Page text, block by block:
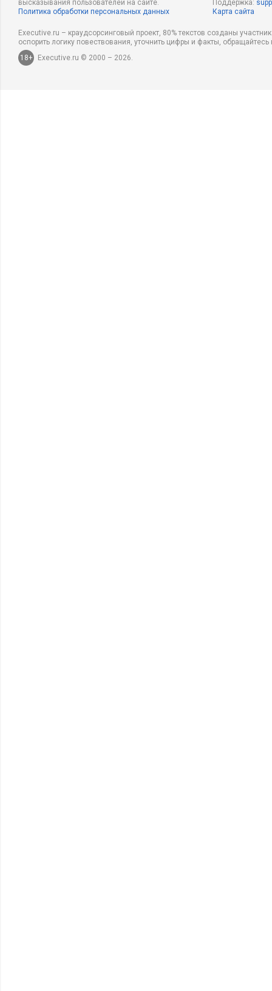
высказывания пользователей на сайте.
Политика обработки персональных данных
Поддержка:
Карта сайта
Executive.ru – краудсорсинговый проект, 80% текстов созданы
оспорить логику повествования, уточнить цифры и факты,
18+
Executive.ru © 2000 – 2026.